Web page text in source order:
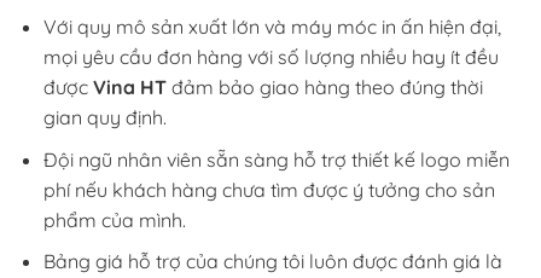
Với quy mô sản xuất lớn và máy móc in ấn hiện đại,
mọi yêu cầu đơn hàng với số lượng nhiều hay ít đều
được Vina HT đảm bảo giao hàng theo đúng thời
gian quy định.
Đội ngũ nhân viên sẵn sàng hỗ trợ thiết kế logo miễn
phí nếu khách hàng chưa tìm được ý tưởng cho sản
phẩm của mình.
Bảng giá hỗ trợ của chúng tôi luôn được đánh giá là